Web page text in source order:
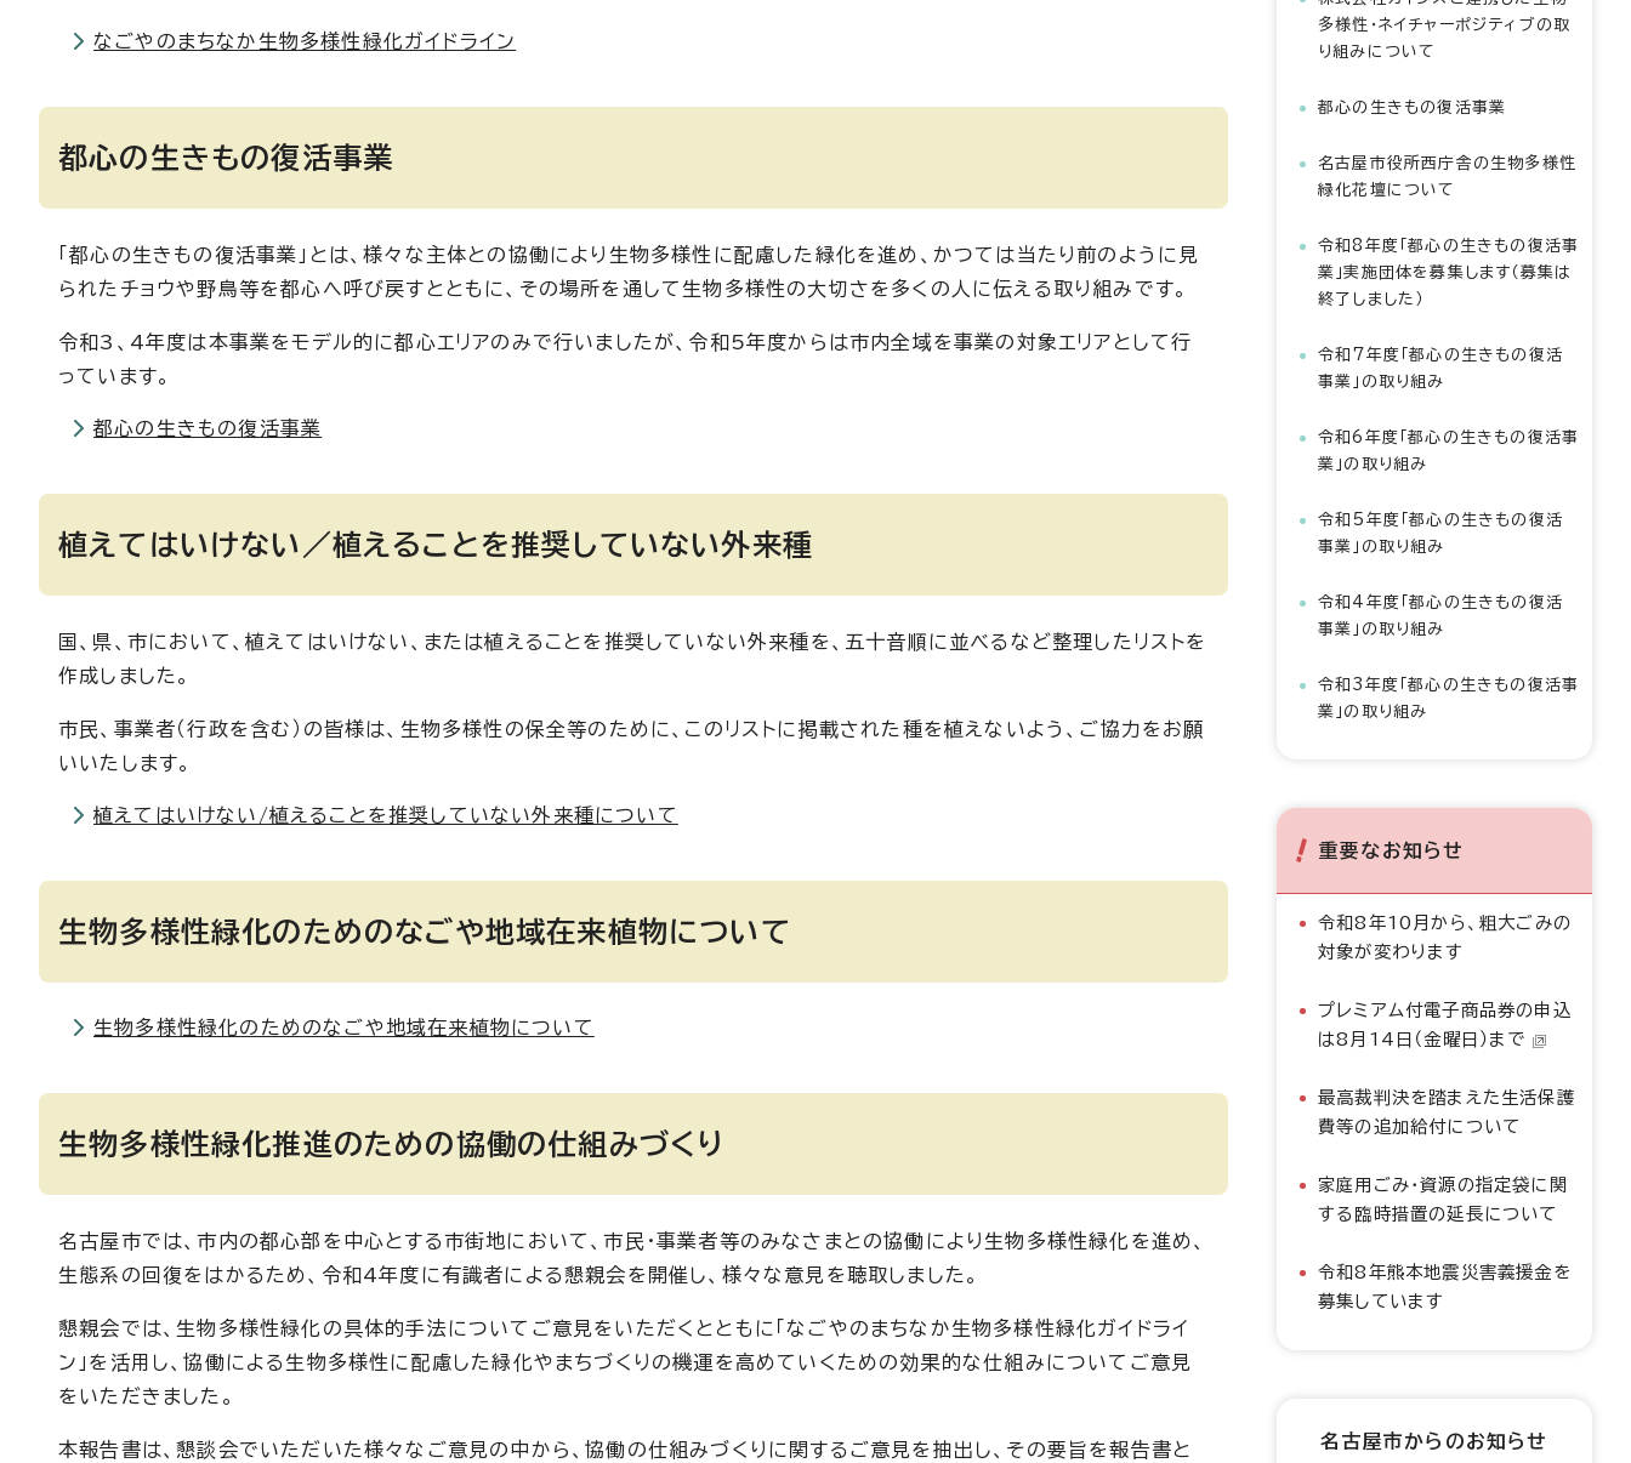
なごやのまちなか生物多様性緑化ガイドライン
都心の生きもの復活事業
「都心の生きもの復活事業」とは、様々な主体との協働により生物多様性に配慮した緑化を進め、かつては当たり前のように見
られたチョウや野鳥等を都心へ呼び戻すとともに、その場所を通して生物多様性の大切さを多くの人に伝える取り組みです。
令和3、4年度は本事業をモデル的に都心エリアのみで行いましたが、令和5年度からは市内全域を事業の対象エリアとして行
っています。
都心の生きもの復活事業
植えてはいけない／植えることを推奨していない外来種
国、県、市において、植えてはいけない、または植えることを推奨していない外来種を、五十音順に並べるなど整理したリストを
作成しました。
市民、事業者（行政を含む）の皆様は、生物多様性の保全等のために、このリストに掲載された種を植えないよう、ご協力をお願
いいたします。
植えてはいけない/植えることを推奨していない外来種について
生物多様性緑化のためのなごや地域在来植物について
生物多様性緑化のためのなごや地域在来植物について
生物多様性緑化推進のための協働の仕組みづくり
名古屋市では、市内の都心部を中心とする市街地において、市民・事業者等のみなさまとの協働により生物多様性緑化を進め、
生態系の回復をはかるため、令和4年度に有識者による懇親会を開催し、様々な意見を聴取しました。
懇親会では、生物多様性緑化の具体的手法についてご意見をいただくとともに「なごやのまちなか生物多様性緑化ガイドライ
ン」を活用し、協働による生物多様性に配慮した緑化やまちづくりの機運を高めていくための効果的な仕組みについてご意見
をいただきました。
本報告書は、懇談会でいただいた様々なご意見の中から、協働の仕組みづくりに関するご意見を抽出し、その要旨を報告書と
多様性・ネイチャーポジティブの取
り組みについて
都心の生きもの復活事業
名古屋市役所西庁舎の生物多様性
緑化花壇について
令和8年度「都心の生きもの復活事
業」実施団体を募集します（募集は
終了しました）
令和7年度「都心の生きもの復活
事業」の取り組み
令和6年度「都心の生きもの復活事
業」の取り組み
令和5年度「都心の生きもの復活
事業」の取り組み
令和4年度「都心の生きもの復活
事業」の取り組み
令和3年度「都心の生きもの復活事
業」の取り組み
重要なお知らせ
令和8年10月から、粗大ごみの
対象が変わります
プレミアム付電子商品券の申込
は8月14日（金曜日）まで
最高裁判決を踏まえた生活保護
費等の追加給付について
家庭用ごみ・資源の指定袋に関
する臨時措置の延長について
令和8年熊本地震災害義援金を
募集しています
名古屋市からのお知らせ